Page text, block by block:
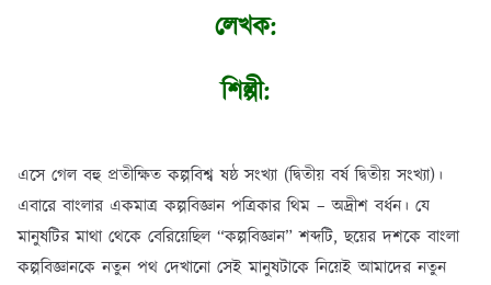
লেখক:
শিল্পী:
এসে গেল বহু প্রতীক্ষিত কল্পবিশ্ব ষষ্ঠ সংখ্যা (দ্বিতীয় বর্ষ দ্বিতীয় সংখ্যা)।
এবারে বাংলার একমাত্র কল্পবিজ্ঞান পত্রিকার থিম – অদ্রীশ বর্ধন। যে
মানুষটির মাথা থেকে বেরিয়েছিল “কল্পবিজ্ঞান” শব্দটি, ছয়ের দশকে বাংলা
কল্পবিজ্ঞানকে নতুন পথ দেখানো সেই মানুষটাকে নিয়েই আমাদের নতুন